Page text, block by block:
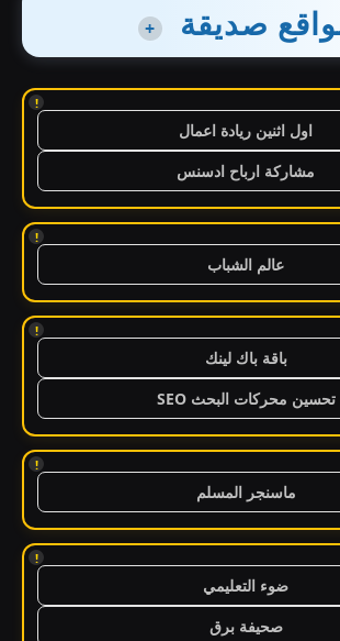
صديقة +
!
اول اثنين ريادة اعمال
مشاركة ارباح ادسنس
!
عالم الشباب
!
باقة باك لينك
تحسين محركات البحث SEO
!
ماسنجر المسلم
!
ضوء التعليمي
صحيفة برق